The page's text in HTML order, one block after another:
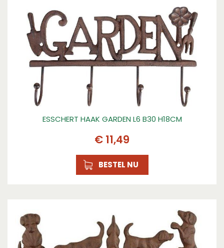
ESSCHERT HAAK GARDEN L6 B30 H18CM
€ 11,49
BESTEL NU